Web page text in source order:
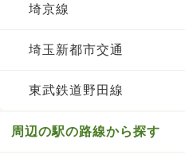
埼京線
埼玉新都市交通
東武鉄道野田線
周辺の駅の路線から探す